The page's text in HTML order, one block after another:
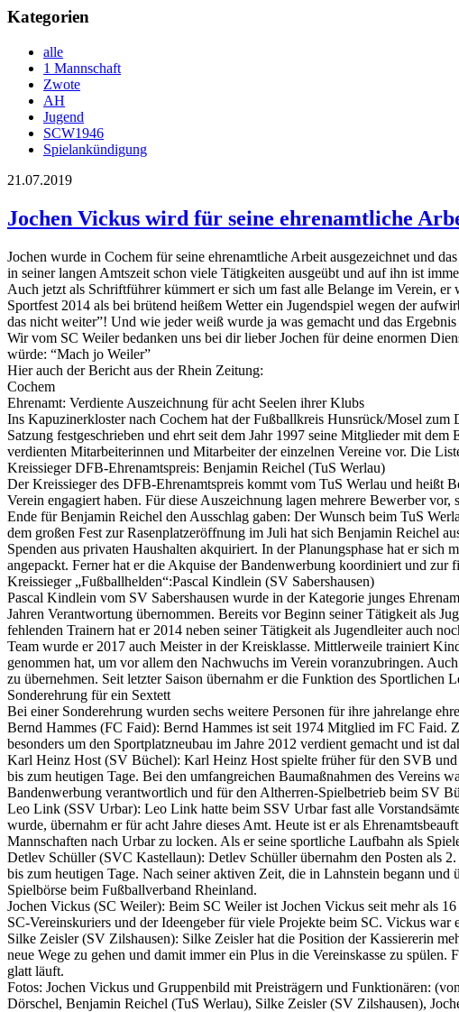
Kategorien
alle
1 Mannschaft
Zwote
AH
Jugend
SCW1946
Spielankündigung
21.07.2019
Jochen Vickus wird für seine ehrenamtliche
Jochen wurde in Cochem für seine ehrenamtliche Arbeit ausgezeichnet und
in seiner langen Amtszeit schon viele Tätigkeiten ausgeübt und auf ihn ist
Auch jetzt als Schriftführer kümmert er sich um fast alle Belange im Verein,
Sportfest 2014 als bei brütend heißem Wetter ein Jugendspiel wegen der
das nicht weiter”! Und wie jeder weiß wurde ja was gemacht und das
Wir vom SC Weiler bedanken uns bei dir lieber Jochen für deine enormen
würde: “Mach jo Weiler”
Hier auch der Bericht aus der Rhein Zeitung:
Cochem
Ehrenamt: Verdiente Auszeichnung für acht Seelen ihrer Klubs
Ins Kapuzinerkloster nach Cochem hat der Fußballkreis Hunsrück/Mosel
Satzung festgeschrieben und ehrt seit dem Jahr 1997 seine Mitglieder mit
verdienten Mitarbeiterinnen und Mitarbeiter der einzelnen Vereine vor. Die
Kreissieger DFB-Ehrenamtspreis: Benjamin Reichel (TuS Werlau)
Der Kreissieger des DFB-Ehrenamtspreis kommt vom TuS Werlau und heißt
Verein engagiert haben. Für diese Auszeichnung lagen mehrere Bewerber
Ende für Benjamin Reichel den Ausschlag gaben: Der Wunsch beim TuS
dem großen Fest zur Rasenplatzeröffnung im Juli hat sich Benjamin Reichel
Spenden aus privaten Haushalten akquiriert. In der Planungsphase hat er
angepackt. Ferner hat er die Akquise der Bandenwerbung koordiniert und zur
Kreissieger „Fußballhelden“:Pascal Kindlein (SV Sabershausen)
Pascal Kindlein vom SV Sabershausen wurde in der Kategorie junges
Jahren Verantwortung übernommen. Bereits vor Beginn seiner Tätigkeit als
fehlenden Trainern hat er 2014 neben seiner Tätigkeit als Jugendleiter auch
Team wurde er 2017 auch Meister in der Kreisklasse. Mittlerweile trainiert
genommen hat, um vor allem den Nachwuchs im Verein voranzubringen.
zu übernehmen. Seit letzter Saison übernahm er die Funktion des Sportlichen
Sonderehrung für ein Sextett
Bei einer Sonderehrung wurden sechs weitere Personen für ihre jahrelange
Bernd Hammes (FC Faid): Bernd Hammes ist seit 1974 Mitglied im FC Faid.
besonders um den Sportplatzneubau im Jahre 2012 verdient gemacht und ist
Karl Heinz Host (SV Büchel): Karl Heinz Host spielte früher für den SVB
bis zum heutigen Tage. Bei den umfangreichen Baumaßnahmen des Vereins
Bandenwerbung verantwortlich und für den Altherren-Spielbetrieb beim SV
Leo Link (SSV Urbar): Leo Link hatte beim SSV Urbar fast alle
wurde, übernahm er für acht Jahre dieses Amt. Heute ist er als
Mannschaften nach Urbar zu locken. Als er seine sportliche Laufbahn als
Detlev Schüller (SVC Kastellaun): Detlev Schüller übernahm den Posten als
bis zum heutigen Tage. Nach seiner aktiven Zeit, die in Lahnstein begann
Spielbörse beim Fußballverband Rheinland.
Jochen Vickus (SC Weiler): Beim SC Weiler ist Jochen Vickus seit mehr als
SC-Vereinskuriers und der Ideengeber für viele Projekte beim SC. Vickus
Silke Zeisler (SV Zilshausen): Silke Zeisler hat die Position der Kassiererin
neue Wege zu gehen und damit immer ein Plus in die Vereinskasse zu
glatt läuft.
Fotos: Jochen Vickus und Gruppenbild mit Preisträgern und Funktionären:
Dörschel, Benjamin Reichel (TuS Werlau), Silke Zeisler (SV Zilshausen),